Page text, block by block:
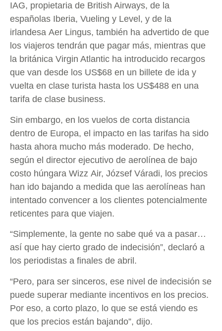
IAG, propietaria de British Airways, de la
españolas Iberia, Vueling y Level, y de la
irlandesa Aer Lingus, también ha advertido de que
los viajeros tendrán que pagar más, mientras que
la británica Virgin Atlantic ha introducido recargos
que van desde los US$68 en un billete de ida y
vuelta en clase turista hasta los US$488 en una
tarifa de clase business.
Sin embargo, en los vuelos de corta distancia
dentro de Europa, el impacto en las tarifas ha sido
hasta ahora mucho más moderado. De hecho,
según el director ejecutivo de aerolínea de bajo
costo húngara Wizz Air, József Váradi, los precios
han ido bajando a medida que las aerolíneas han
intentado convencer a los clientes potencialmente
reticentes para que viajen.
“Simplemente, la gente no sabe qué va a pasar…
así que hay cierto grado de indecisión”, declaró a
los periodistas a finales de abril.
“Pero, para ser sinceros, ese nivel de indecisión se
puede superar mediante incentivos en los precios.
Por eso, a corto plazo, lo que se está viendo es
que los precios están bajando”, dijo.